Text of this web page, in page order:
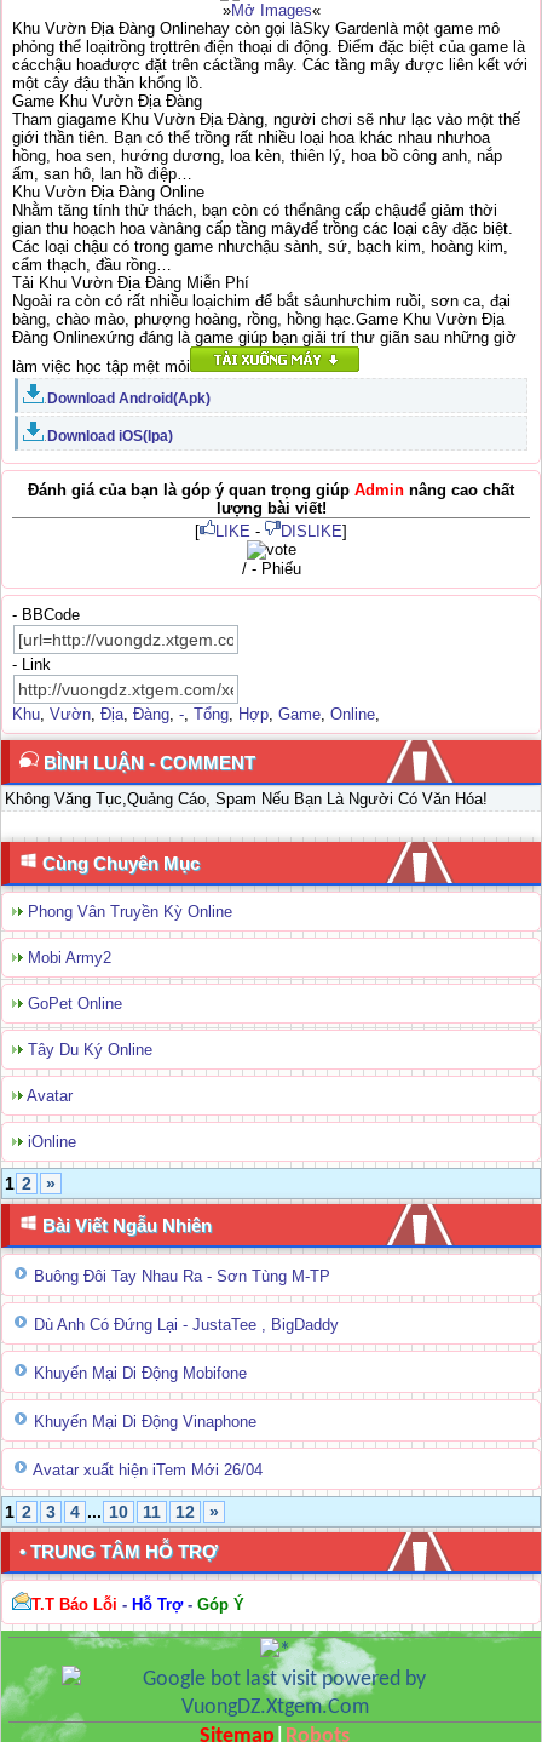
»Mở Images«
Khu Vườn Địa Đàng Onlinehay còn gọi làSky Gardenlà một game mô
phỏng thể loạitrồng trọttrên điện thoại di động. Điểm đặc biệt của game là
cácchậu hoađược đặt trên cáctầng mây. Các tầng mây được liên kết với
một cây đậu thần khổng lồ.
Game Khu Vườn Địa Đàng
Tham giagame Khu Vườn Địa Đàng, người chơi sẽ như lạc vào một thế
giới thần tiên. Bạn có thể trồng rất nhiều loại hoa khác nhau nhưhoa
hồng, hoa sen, hướng dương, loa kèn, thiên lý, hoa bồ công anh, nắp
ấm, san hô, lan hồ điệp…
Khu Vườn Địa Đàng Online
Nhằm tăng tính thử thách, bạn còn có thểnâng cấp chậuđể giảm thời
gian thu hoạch hoa vànâng cấp tầng mâyđể trồng các loại cây đặc biệt.
Các loại chậu có trong game nhưchậu sành, sứ, bạch kim, hoàng kim,
cẩm thạch, đầu rồng…
Tải Khu Vườn Địa Đàng Miễn Phí
Ngoài ra còn có rất nhiều loạichim để bắt sâunhưchim ruồi, sơn ca, đại
bàng, chào mào, phượng hoàng, rồng, hồng hạc.Game Khu Vườn Địa
Đàng Onlinexứng đáng là game giúp bạn giải trí thư giãn sau những giờ
làm việc học tập mệt mỏi
Download Android(Apk)
Download iOS(Ipa)
Đánh giá của bạn là góp ý quan trọng giúp Admin nâng cao chất
lượng bài viết!
[
LIKE - DISLIKE]
/ - Phiếu
- BBCode
- Link
Khu, Vườn, Địa, Đàng, -, Tổng, Hợp, Game, Online,
BÌNH LUẬN - COMMENT
Không Văng Tục,Quảng Cáo, Spam Nếu Bạn Là Người Có Văn Hóa!
Cùng Chuyên Mục
Phong Vân Truyền Kỳ Online
Mobi Army2
GoPet Online
Tây Du Ký Online
Avatar
iOnline
1 2 »
Bài Viết Ngẫu Nhiên
Buông Đôi Tay Nhau Ra - Sơn Tùng M-TP
Dù Anh Có Đứng Lại - JustaTee , BigDaddy
Khuyến Mại Di Động Mobifone
Khuyến Mại Di Động Vinaphone
Avatar xuất hiện iTem Mới 26/04
1 2 3 4 ... 10 11 12 »
• TRUNG TÂM HỖ TRỢ
T.T Báo Lỗi - Hỗ Trợ- Góp Ý
Sitemap Robots